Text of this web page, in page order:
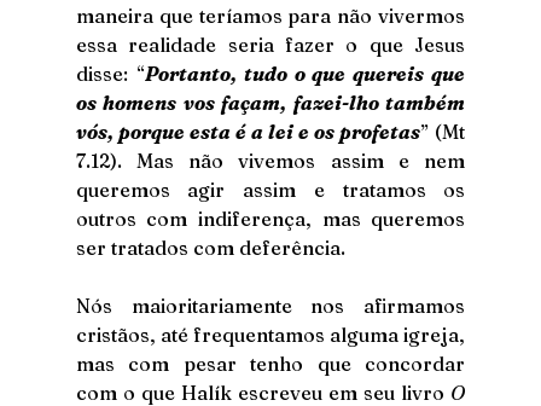
maneira que teríamos para não vivermos
essa realidade seria fazer o que Jesus
disse: “Portanto, tudo o que quereis que
os homens vos façam, fazei-lho também
vós, porque esta é a lei e os profetas” (Mt
7.12). Mas não vivemos assim e nem
queremos agir assim e tratamos os
outros com indiferença, mas queremos
ser tratados com deferência.
Nós maioritariamente nos afirmamos
cristãos, até frequentamos alguma igreja,
mas com pesar tenho que concordar
com o que Halík escreveu em seu livro O